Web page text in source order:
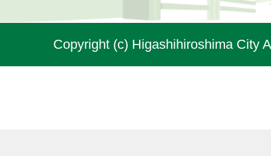
Copyright (c) Higashihiroshima City